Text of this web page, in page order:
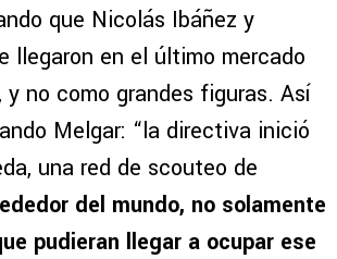
que Nicolás Ibáñez y
llegaron en el último mercado
y no como grandes figuras. Así
Melgar: “la directiva inició
una red de scouteo de
del mundo, no solamente
pudieran llegar a ocupar ese